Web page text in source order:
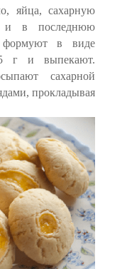
яйца, са­харную
и в последнюю
формуют в виде
г и вы­пекают.
сахарной
прокладывая